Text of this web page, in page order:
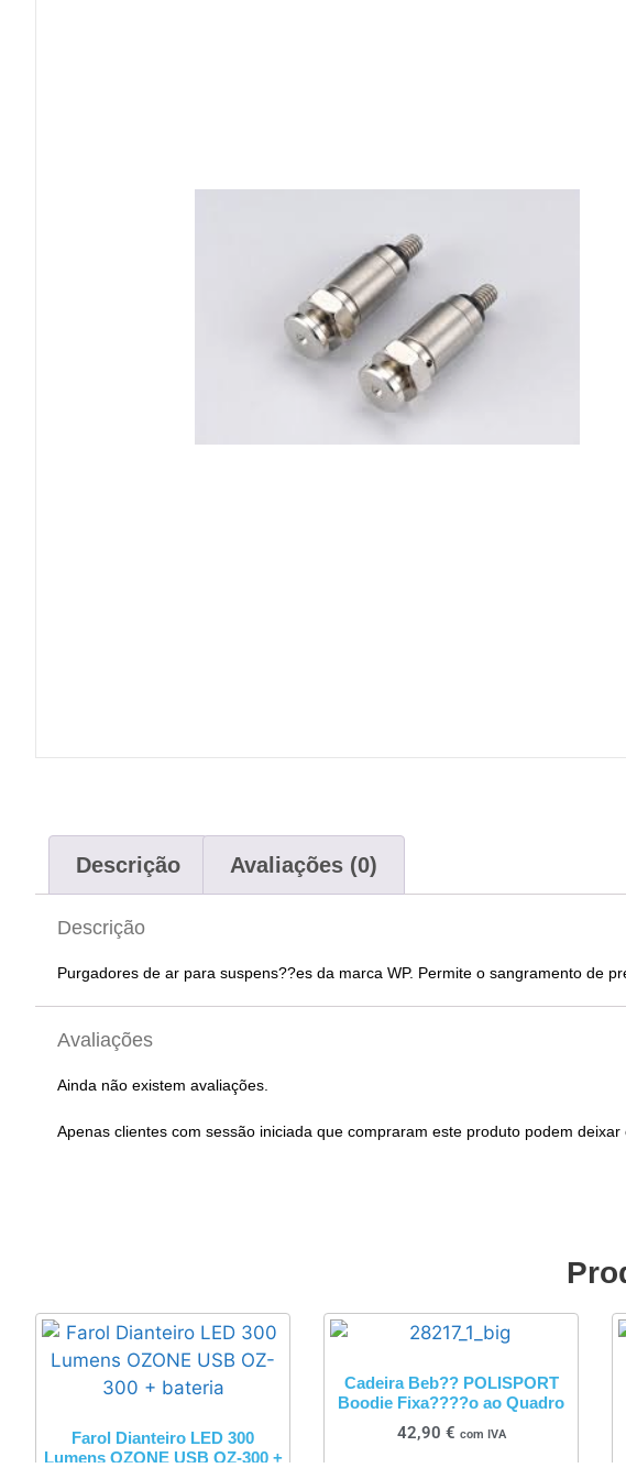
Descrição Avaliações (0)
Descrição
Purgadores de ar para suspens??es da marca WP. Permite o sangramento de
Avaliações
Ainda não existem avaliações.
Apenas clientes com sessão iniciada que compraram este produto podem deixar
Farol Dianteiro LED 300
Lumens OZONE USB OZ-300 +
Cadeira Beb?? POLISPORT
Boodie Fixa????o ao Quadro
42,90 € com IVA